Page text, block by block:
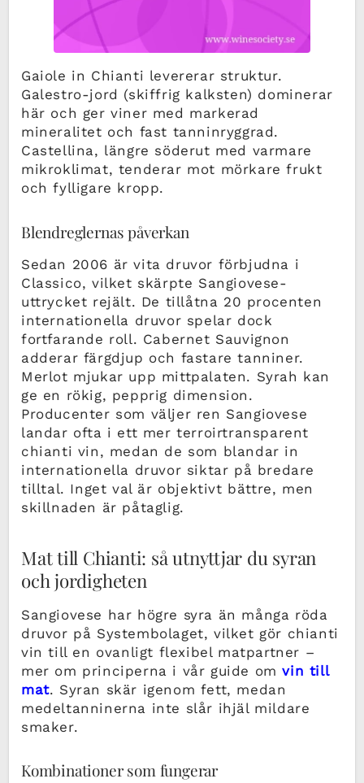
Gaiole in Chianti levererar struktur.
Galestro-jord (skiffrig kalksten) dominerar
här och ger viner med markerad
mineralitet och fast tanninryggrad.
Castellina, längre söderut med varmare
mikroklimat, tenderar mot mörkare frukt
och fylligare kropp.
Blendreglernas påverkan
Sedan 2006 är vita druvor förbjudna i
Classico, vilket skärpte Sangiovese-
uttrycket rejält. De tillåtna 20 procenten
internationella druvor spelar dock
fortfarande roll. Cabernet Sauvignon
adderar färgdjup och fastare tanniner.
Merlot mjukar upp mittpalaten. Syrah kan
ge en rökig, pepprig dimension.
Producenter som väljer ren Sangiovese
landar ofta i ett mer terroirtransparent
chianti vin, medan de som blandar in
internationella druvor siktar på bredare
tilltal. Inget val är objektivt bättre, men
skillnaden är påtaglig.
Mat till Chianti: så utnyttjar du syran
och jordigheten
Sangiovese har högre syra än många röda
druvor på Systembolaget, vilket gör chianti
vin till en ovanligt flexibel matpartner –
mer om principerna i vår guide omvin till
mat. Syran skär igenom fett, medan
medeltanninerna inte slår ihjäl mildare
smaker.
Kombinationer som fungerar